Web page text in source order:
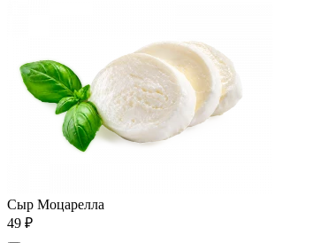
Сыр Моцарелла
49 ₽